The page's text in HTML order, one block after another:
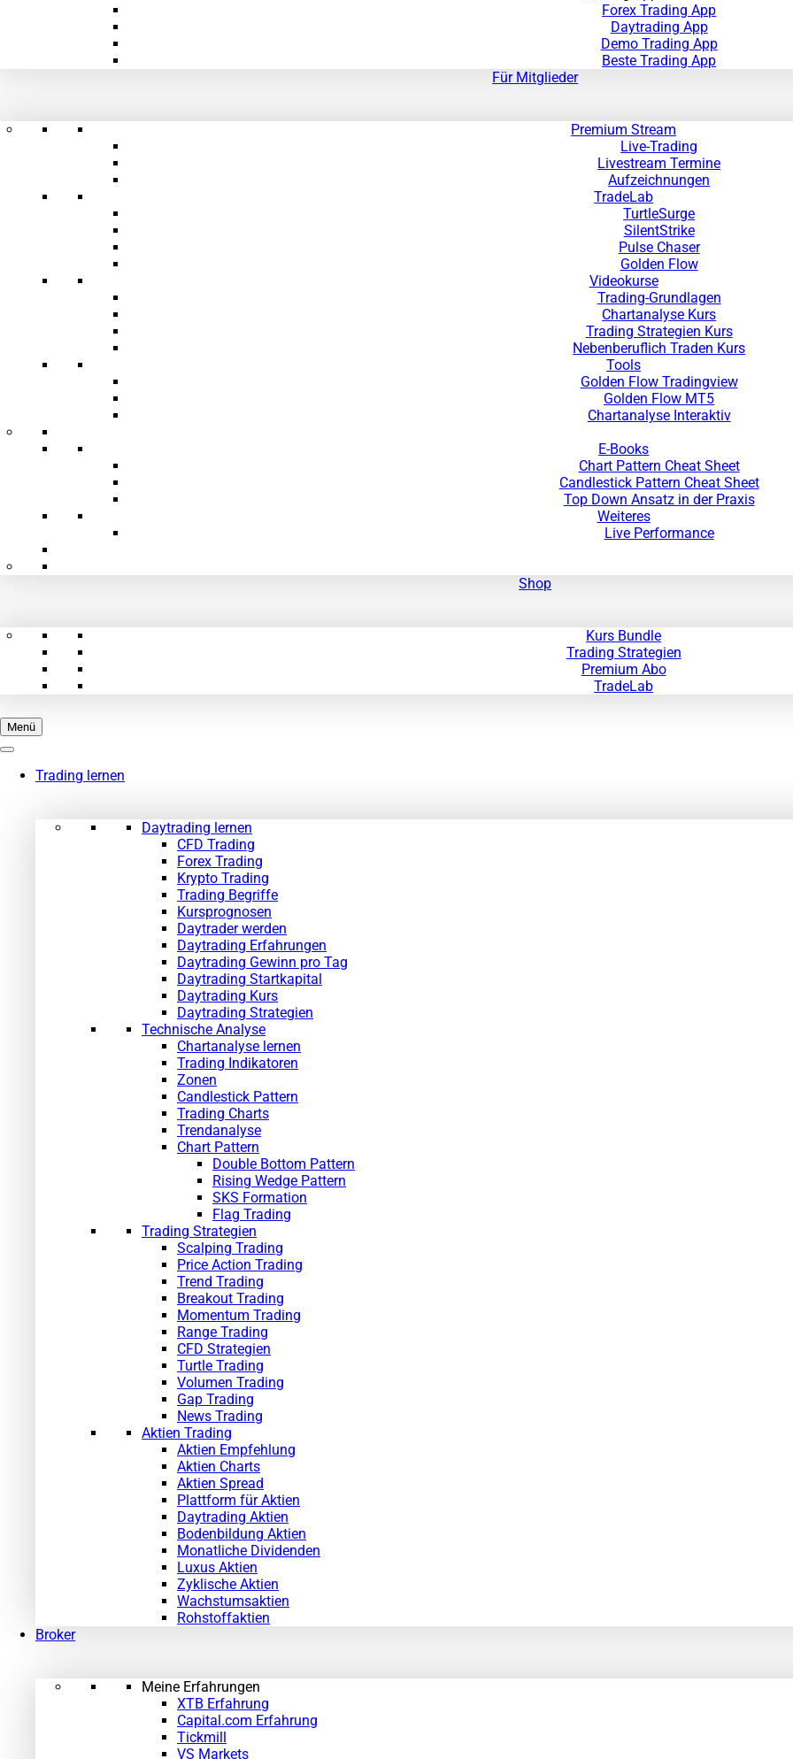
Forex Trading App
Daytrading App
Demo Trading App
Beste Trading App
Für Mitglieder
Premium Stream
Live-Trading
Livestream Termine
Aufzeichnungen
TradeLab
TurtleSurge
SilentStrike
Pulse Chaser
Golden Flow
Videokurse
Trading-Grundlagen
Chartanalyse Kurs
Trading Strategien Kurs
Nebenberuflich Traden Kurs
Tools
Golden Flow Tradingview
Golden Flow MT5
Chartanalyse Interaktiv
E-Books
Chart Pattern Cheat Sheet
Candlestick Pattern Cheat Sheet
Top Down Ansatz in der Praxis
Weiteres
Live Performance
Shop
Kurs Bundle
Trading Strategien
Premium Abo
TradeLab
Menü
Trading lernen
Daytrading lernen
CFD Trading
Forex Trading
Krypto Trading
Trading Begriffe
Kursprognosen
Daytrader werden
Daytrading Erfahrungen
Daytrading Gewinn pro Tag
Daytrading Startkapital
Daytrading Kurs
Daytrading Strategien
Technische Analyse
Chartanalyse lernen
Trading Indikatoren
Zonen
Candlestick Pattern
Trading Charts
Trendanalyse
Chart Pattern
Double Bottom Pattern
Rising Wedge Pattern
SKS Formation
Flag Trading
Trading Strategien
Scalping Trading
Price Action Trading
Trend Trading
Breakout Trading
Momentum Trading
Range Trading
CFD Strategien
Turtle Trading
Volumen Trading
Gap Trading
News Trading
Aktien Trading
Aktien Empfehlung
Aktien Charts
Aktien Spread
Plattform für Aktien
Daytrading Aktien
Bodenbildung Aktien
Monatliche Dividenden
Luxus Aktien
Zyklische Aktien
Wachstumsaktien
Rohstoffaktien
Broker
Meine Erfahrungen
XTB Erfahrung
Capital.com Erfahrung
Tickmill
VS Markets